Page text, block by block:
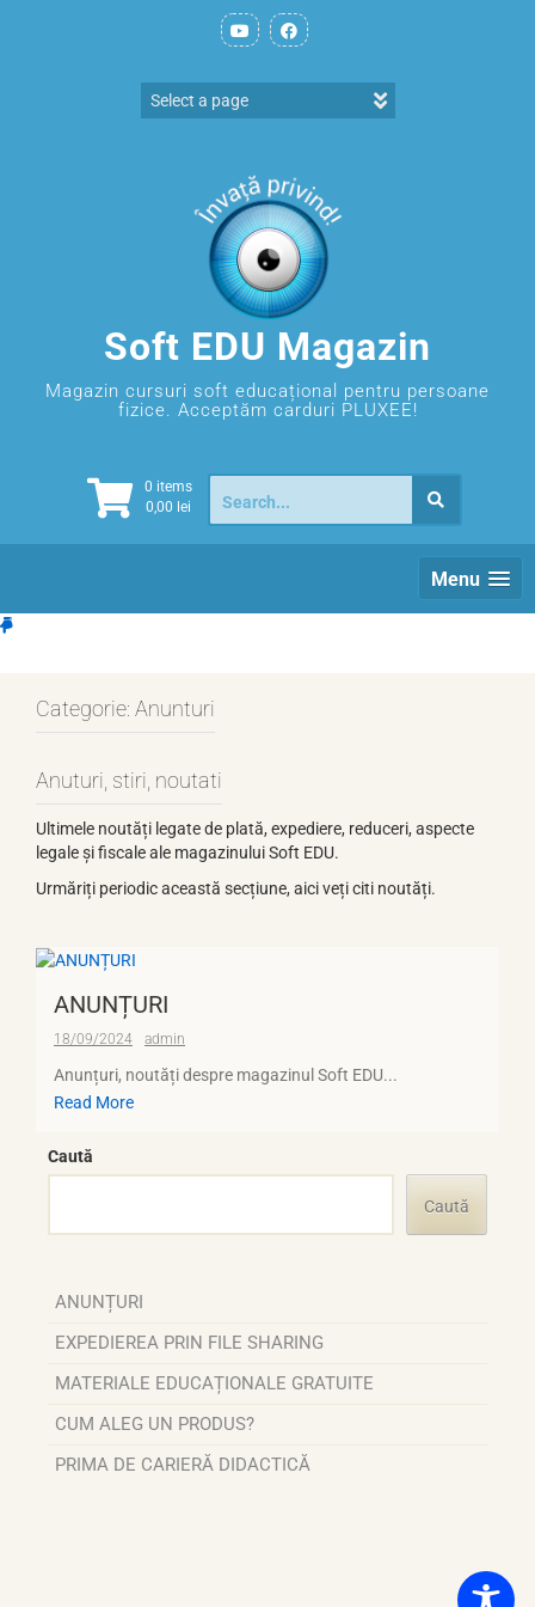
Soft EDU Magazin
Magazin cursuri soft educațional pentru persoane
fizice. Acceptăm carduri PLUXEE!
0 items
0,00 lei
Menu
Categorie: Anunturi
Anuturi, stiri, noutati
Ultimele noutăți legate de plată, expediere, reduceri, aspecte
legale și fiscale ale magazinului Soft EDU.
Urmăriți periodic această secțiune, aici veți citi noutăți.
ANUNȚURI
18/09/2024 admin
Anunțuri, noutăți despre magazinul Soft EDU...
Read More
Caută
Caută
ANUNȚURI
EXPEDIEREA PRIN FILE SHARING
MATERIALE EDUCAȚIONALE GRATUITE
CUM ALEG UN PRODUS?
PRIMA DE CARIERĂ DIDACTICĂ